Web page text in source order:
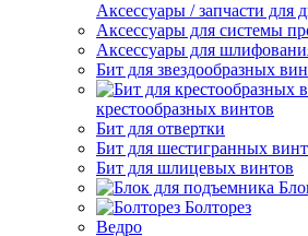
Аксессуары / запчасти для
Аксессуары для системы
Аксессуары для
Бит для звездообразных
крестообразных винтов
Бит для отвертки
Бит для шестигранных
Бит для шлицевых винтов
Болторез
Ведро